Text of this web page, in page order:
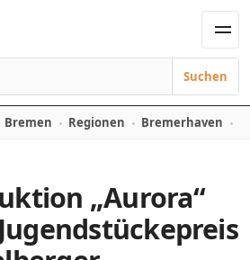
Suchen
Bremen Regionen Bremerhaven
„Aurora“